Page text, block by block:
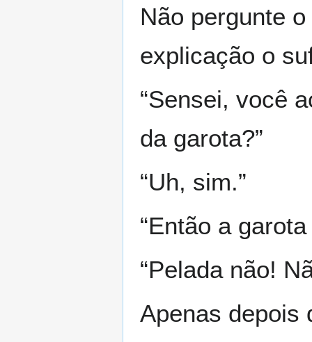
Não pergunte
explicação o
“Sensei, você
da garota?”
“Uh, sim.”
“Então a
“Pelada não!
Apenas depois